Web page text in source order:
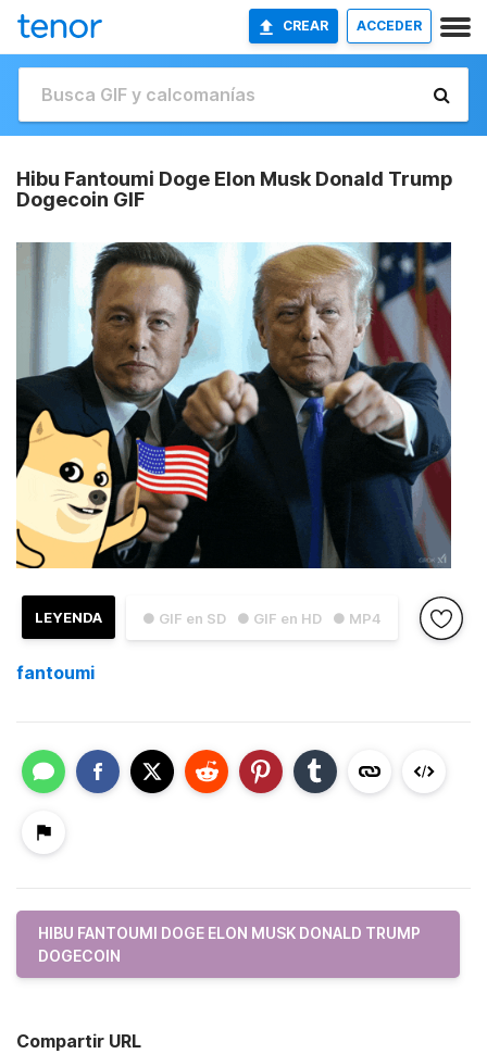
CREAR ACCEDER
Hibu Fantoumi Doge Elon Musk Donald Trump
Dogecoin GIF
● GIF en SD ● GIF en HD ● MP4
LEYENDA
fantoumi
HIBU FANTOUMI DOGE ELON MUSK DONALD TRUMP
DOGECOIN
Compartir URL